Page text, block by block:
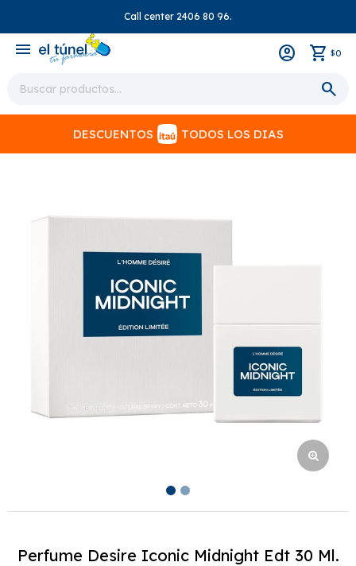
Call center 2406 80 96.
menu $0
DESCUENTOS TODOS LOS DIAS
Perfume Desire Iconic Midnight Edt 30 Ml.
close